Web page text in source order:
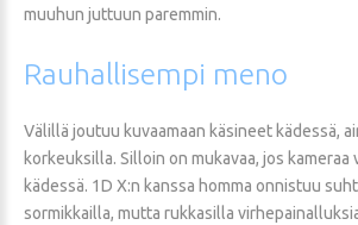
muuhun juttuun paremmin.
Rauhallisempi meno
Välillä joutuu kuvaamaan käsineet kädessä,
korkeuksilla. Silloin on mukavaa, jos
kädessä. 1D X:n kanssa homma onnistuu
sormikkailla, mutta rukkasilla